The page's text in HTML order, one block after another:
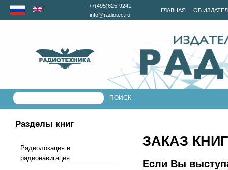
ГЛАВНАЯ ОБ
+7(495)625-9241
info@radiotec.ru
Разделы книг
Радиолокация и
радионавигация
ЗАКАЗ КНИГ
Если Вы